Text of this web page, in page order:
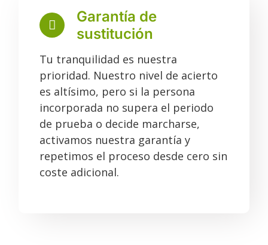
Garantía de
sustitución
Tu tranquilidad es nuestra
prioridad. Nuestro nivel de acierto
es altísimo, pero si la persona
incorporada no supera el periodo
de prueba o decide marcharse,
activamos nuestra garantía y
repetimos el proceso desde cero sin
coste adicional.